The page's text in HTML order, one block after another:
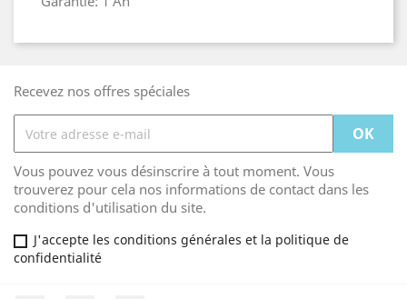
Recevez nos offres spéciales
Vous pouvez vous désinscrire à tout moment. Vous
trouverez pour cela nos informations de contact dans les
conditions d'utilisation du site.
J'accepte les conditions générales et la politique de
confidentialité